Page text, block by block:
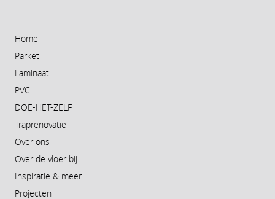
Home
Parket
Laminaat
PVC
DOE-HET-ZELF
Traprenovatie
Over ons
Over de vloer bij
Inspiratie & meer
Projecten